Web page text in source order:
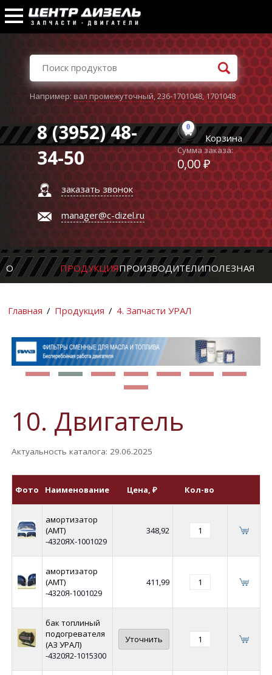
Например:вал промежуточный,236-1701048,1701048
8 (3952) 48-
34-50
заказать звонок
manager@c-dizel.ru
0
Корзина
Сумма заказа:
0,00 ₽
О ПРОДУКЦИЯПРОИЗВОДИТЕЛИПОЛЕЗНАЯ
Главная / Продукция / 4. Запчасти УРАЛ
10. Двигатель
Актуальность каталога: 29.06.2025
Фото Наименование Цена, ₽ Кол-во
амортизатор
(АМТ)
-4320ЯХ-1001029
348,92
амортизатор
(АМТ)
-4320Я-1001029
411,99
бак топлиный
подогревателя
(АЗ УРАЛ)
-4320Я2-1015300
Уточнить